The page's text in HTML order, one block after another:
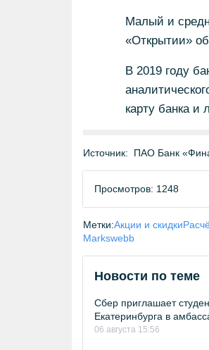
Малый и
«Открытии»
В 2019 году
карту банка и
Источник: ПАО Банк
Просмотров: 1248
Метки:Акции и скидки
Markswebb
Новости по теме
Сбер приглашает
Екатеринбурга в
06 августа 15:56